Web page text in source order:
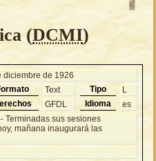
(DCMI)
diciembre de 1926
Text Tipo
L
GFDL Idioma es
Terminadas sus sesiones
mañana inaugurará las